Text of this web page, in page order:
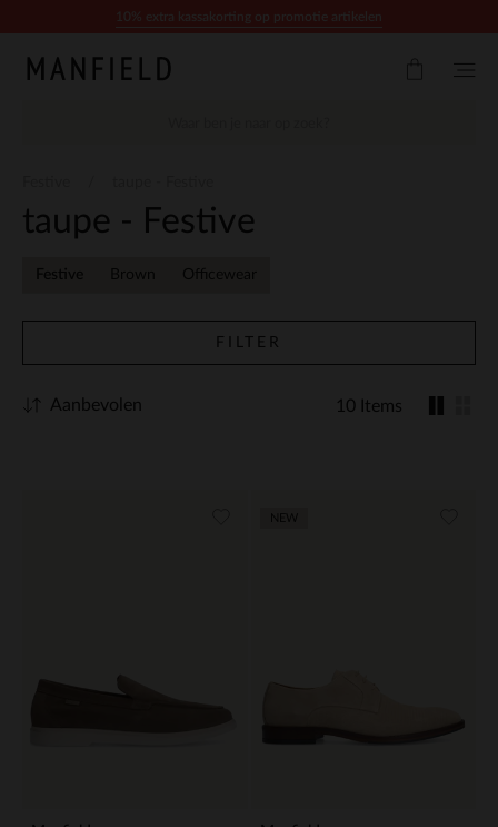
taupe - Festive
Festive Brown Officewear
FILTER
10 Items
Aanbevolen